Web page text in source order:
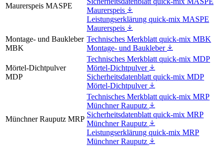
Maurerspeis MASPE
Maurerspeis
Leistungserklärung quick-mix MASPE
Maurerspeis
Montage- und Baukleber
MBK
Technisches Merkblatt quick-mix MBK
Montage- und Baukleber
Mörtel-Dichtpulver
MDP
Technisches Merkblatt quick-mix MDP
Mörtel-Dichtpulver
Sicherheitsdatenblatt quick-mix MDP
Mörtel-Dichtpulver
Münchner Rauputz MRP
Technisches Merkblatt quick-mix MRP
Münchner Rauputz
Sicherheitsdatenblatt quick-mix MRP
Münchner Rauputz
Leistungserklärung quick-mix MRP
Münchner Rauputz